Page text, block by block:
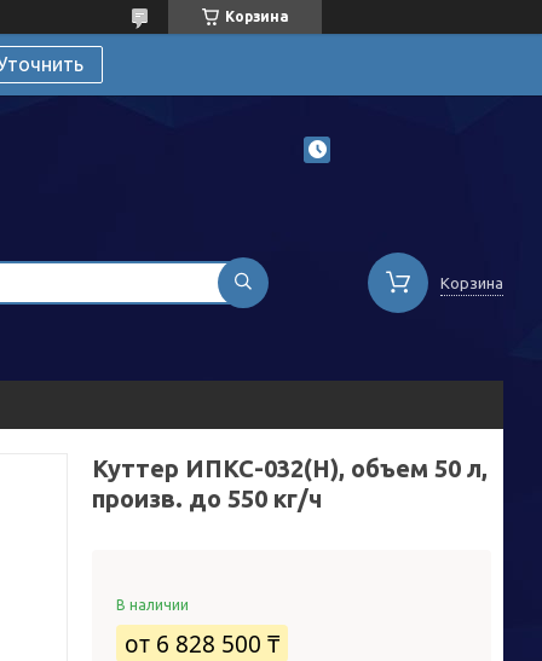
Корзина
Корзина
Куттер ИПКС-032(Н), объем 50 л,
произв. до 550 кг/ч
В наличии
от 6 828 500 ₸